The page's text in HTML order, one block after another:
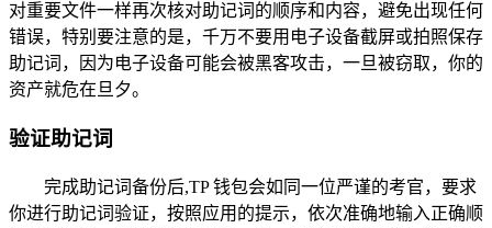
对重要文件一样再次核对助记词的顺序和内容，避免出现任何
错误，特别要注意的是，千万不要用电子设备截屏或拍照保存
助记词，因为电子设备可能会被黑客攻击，一旦被窃取，你的
资产就危在旦夕。
验证助记词
完成助记词备份后,TP 钱包会如同一位严谨的考官，要求
你进行助记词验证，按照应用的提示，依次准确地输入正确顺